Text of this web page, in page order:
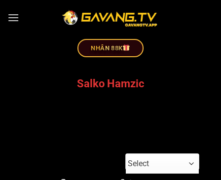
NHÂN 88K
Salko Hamzic
Select